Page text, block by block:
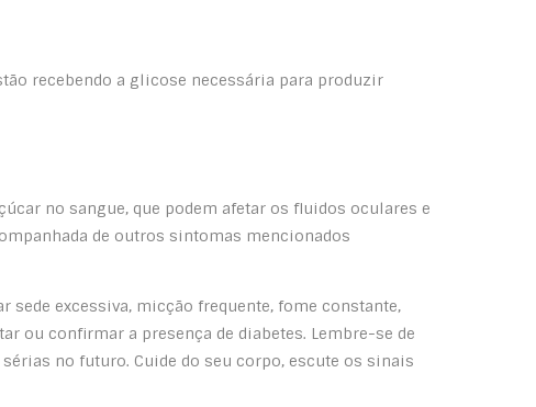
recebendo a glicose necessária para produzir
no sangue, que podem afetar os fluidos oculares e
de outros sintomas mencionados
excessiva, micção frequente, fome constante,
ou confirmar a presença de diabetes. Lembre-se de
no futuro. Cuide do seu corpo, escute os sinais